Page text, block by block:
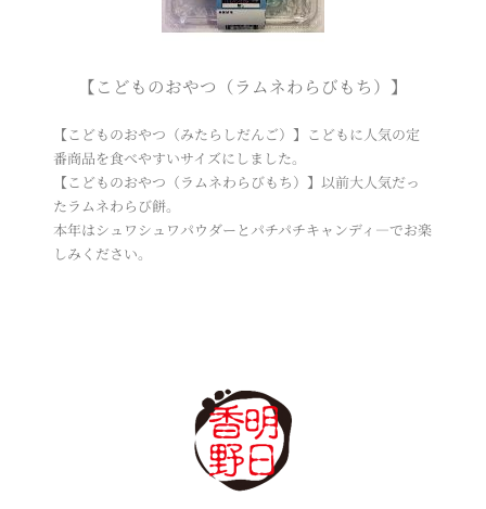
【こどものおやつ（ラムネわらびもち）】
【こどものおやつ（みたらしだんご）】こどもに人気の定
番商品を食べやすいサイズにしました。
【こどものおやつ（ラムネわらびもち）】以前大人気だっ
たラムネわらび餅。
本年はシュワシュワパウダーとパチパチキャンディ―でお楽
しみください。